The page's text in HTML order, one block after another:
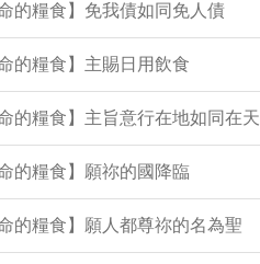
的糧食】免我債如同免人債
的糧食】主賜日用飲食
的糧食】主旨意行在地如同在天
的糧食】願祢的國降臨
的糧食】願人都尊祢的名為聖